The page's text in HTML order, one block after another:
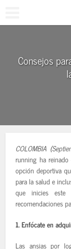
Consejos
COLOMBIA
running ha
opción deportiva
para la salud e
que inicies este
recomendaciones
1. Enfócate en
Las ansias por